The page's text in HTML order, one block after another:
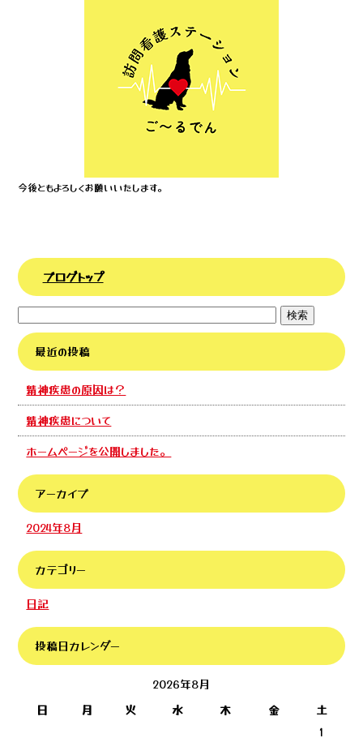
今後ともよろしくお願いいたします。
ブログトップ
最近の投稿
精神疾患の原因は？
精神疾患について
ホームページを公開しました。
アーカイブ
2024年8月
カテゴリー
日記
投稿日カレンダー
2026年8月
日
月 火 水 木 金
土
1